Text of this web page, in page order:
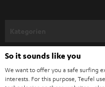
hierzu schwingt ein Tieftöner, der
Frequenz von ca. 20 - 100 Hz.
eines Standlautsprechers.
e
l
HEIMKINO
HEIMKINO-KOMPLETTANLAGEN
Unternehmen
SUPPORT
So it sounds like you
We want to offer you a safe surfing
interests. For this purpose, Teufel